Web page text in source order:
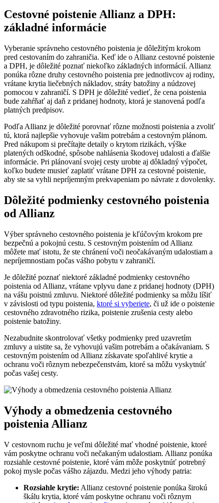
Cestovné poistenie Allianz a DPH:
základné informácie
Vyberanie správneho cestovného poistenia je dôležitým krokom
pred cestovaním do zahraničia. Keď ide o Allianz cestovné poistenie
a DPH, je dôležité poznať niekoľko základných informácií. Allianz
ponúka rôzne druhy cestovného poistenia pre jednotlivcov aj rodiny,
vrátane krytia liečebných nákladov, stráty batožiny a núdzovej
pomocou v zahraničí. S DPH je dôležité vedieť, že cena poistenia
bude zahŕňať aj daň z pridanej hodnoty, ktorá je stanovená podľa
platných predpisov.
Podľa Allianz je dôležité porovnať rôzne možnosti poistenia a zvoliť
tú, ktorá najlepšie vyhovuje vašim potrebám a cestovným plánom.
Pred nákupom si prečítajte detaily o krytom rizikách, výške
platených odškodné, spôsobe nahlásenia škodovej udalosti a ďalšie
informácie. Pri plánovaní svojej cesty urobte aj dôkladný výpočet,
koľko budete musieť zaplatiť vrátane DPH za cestovné poistenie,
aby ste sa vyhli nepríjemným prekvapeniam po návrate z dovolenky.
Dôležité podmienky cestovného poistenia
od Allianz
Výber správneho cestovného poistenia je kľúčovým krokom pre
bezpečnú a pokojnú cestu. S cestovným poistením od Allianz
môžete mať istotu, že ste chránení voči neočakávaným udalostiam a
nepríjemnostiam počas vášho pobytu v zahraničí.
Je dôležité poznať niektoré základné podmienky cestovného
poistenia od Allianz, vrátane vplyvu dane z pridanej hodnoty (DPH)
na vášu poistnú zmluvu. Niektoré dôležité podmienky sa môžu líšiť
v závislosti od typu poistenia, ktoré si vyberiete, či už ide o poistenie
cestovného zdravotného rizika, poistenie zrušenia cesty alebo
poistenie batožiny.
Nezabudnite skontrolovať všetky podmienky pred uzavretím
zmluvy a uistite sa, že vyhovujú vašim potrebám a očakávaniam. S
cestovným poistením od Allianz získavate spoľahlivé krytie a
ochranu voči rôznym nebezpečenstvám, ktoré sa môžu vyskytnúť
počas vašej cesty.
Výhody a obmedzenia cestovného
poistenia Allianz
V cestovnom ruchu je veľmi dôležité mať vhodné poistenie, ktoré
vám poskytne ochranu voči nečakaným udalostiam. Allianz ponúka
rozsiahle cestovné poistenie, ktoré vám môže poskytnúť potrebný
pokoj mysle počas vášho zájazdu. Medzi jeho výhody patria:
Rozsiahle krytie: Allianz cestovné poistenie ponúka širokú
škálu krytia, ktoré vám poskytne ochranu voči rôznym